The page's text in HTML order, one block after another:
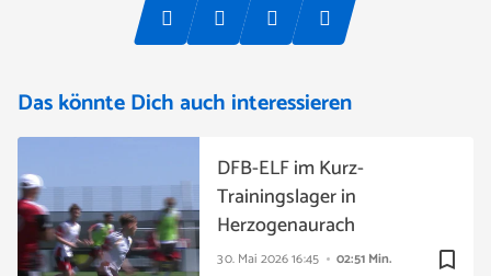
Das könnte Dich auch interessieren
bookmark_border
30. Mai 202616:45 02:51 Min.
DFB-ELF im Kurz-
Trainingslager in
Herzogenaurach